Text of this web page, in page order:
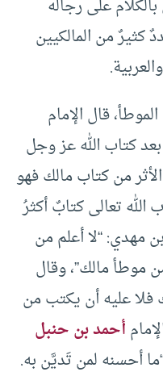
على رجاله
من المالكيين
قال الإمام
كتاب الله عز وجل
من كتاب مالك فهو
الله تعالى كتابٌ أكثرُ
مهدي: “لا أعلم من
موطأ مالك”، وقال
عليه أن يكتب من
أحمد بن حنبل
أحسنه لمن تَديَّن به.